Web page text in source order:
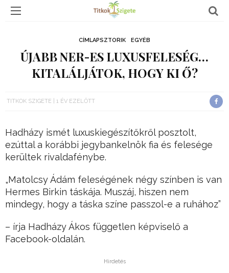
CÍMLAPSZTORIK EGYÉB
ÚJABB NER-ES LUXUSFELESÉG…
KITALÁLJÁTOK, HOGY KI Ő?
TITKOK SZIGETE 1 ÉV EZELŐTT
Hadházy ismét luxuskiegészítőkről posztolt,
ezúttal a korábbi jegybankelnök fia és felesége
kerültek rivaldafénybe.
„Matolcsy Ádám feleségének négy színben is van
Hermes Birkin táskája. Muszáj, hiszen nem
mindegy, hogy a táska színe passzol-e a ruhához”
– írja Hadházy Ákos független képviselő a
Facebook-oldalán.
Hirdetés